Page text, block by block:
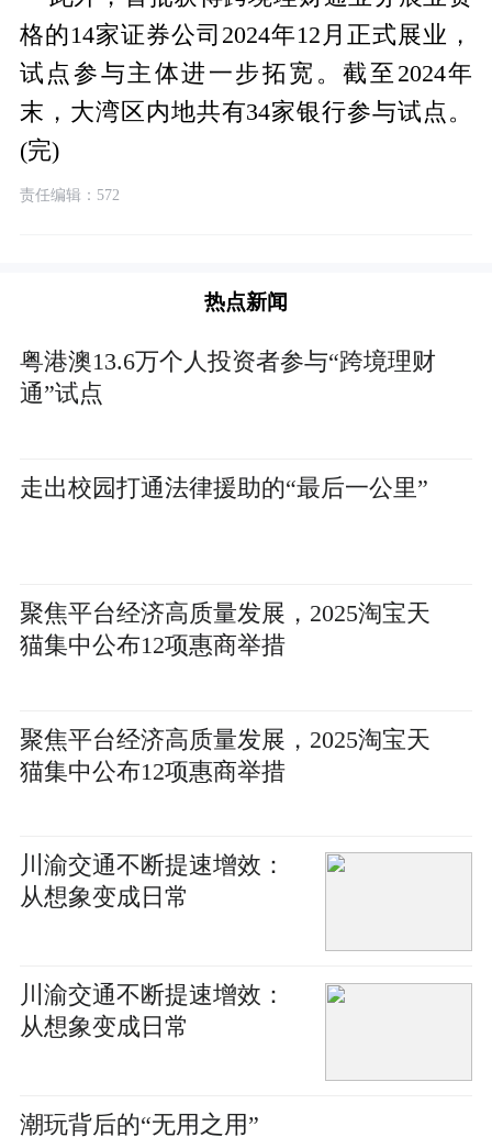
格的14家证券公司2024年12月正式展业，
试点参与主体进一步拓宽。截至2024年
末，大湾区内地共有34家银行参与试点。
(完)
责任编辑：572
热点新闻
粤港澳13.6万个人投资者参与“跨境理财
通”试点
走出校园打通法律援助的“最后一公里”
聚焦平台经济高质量发展，2025淘宝天
猫集中公布12项惠商举措
聚焦平台经济高质量发展，2025淘宝天
猫集中公布12项惠商举措
川渝交通不断提速增效：
从想象变成日常
川渝交通不断提速增效：
从想象变成日常
潮玩背后的“无用之用”